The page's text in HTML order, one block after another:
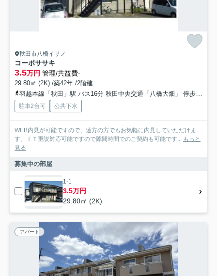
秋田市八橋イサノ
コーポササキ
3.5万円 管理/共益費-
29.80㎡ (2K) /築42年 /2階建
羽越本線「秋田」駅 バス16分 秋田中央交通「八橋大畑」 停歩9分
駐車2台可 公共下水
WEB内見が可能ですので、遠方の方でもお気軽に内見していただけま
す。ＩＴ重説対応可能ですので隙間時間でのご契約も可能です...
もっと
見る
募集中の部屋
1-1
3.5万円
29.80㎡ (2K)
アパート